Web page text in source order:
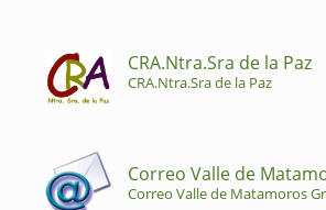
CRA.Ntra.Sra de la Paz
CRA.Ntra.Sra de la Paz
Correo Valle de
Correo Valle de Matamoros